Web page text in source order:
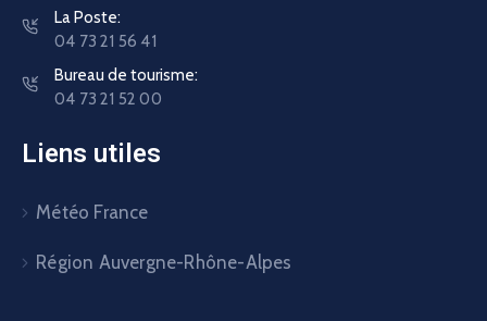
La Poste:
04 73 21 56 41
Bureau de tourisme:
04 73 21 52 00
Liens utiles
Météo France
Région Auvergne-Rhône-Alpes